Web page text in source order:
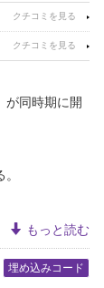
が同時期に開
もっと読む
埋め込みコード